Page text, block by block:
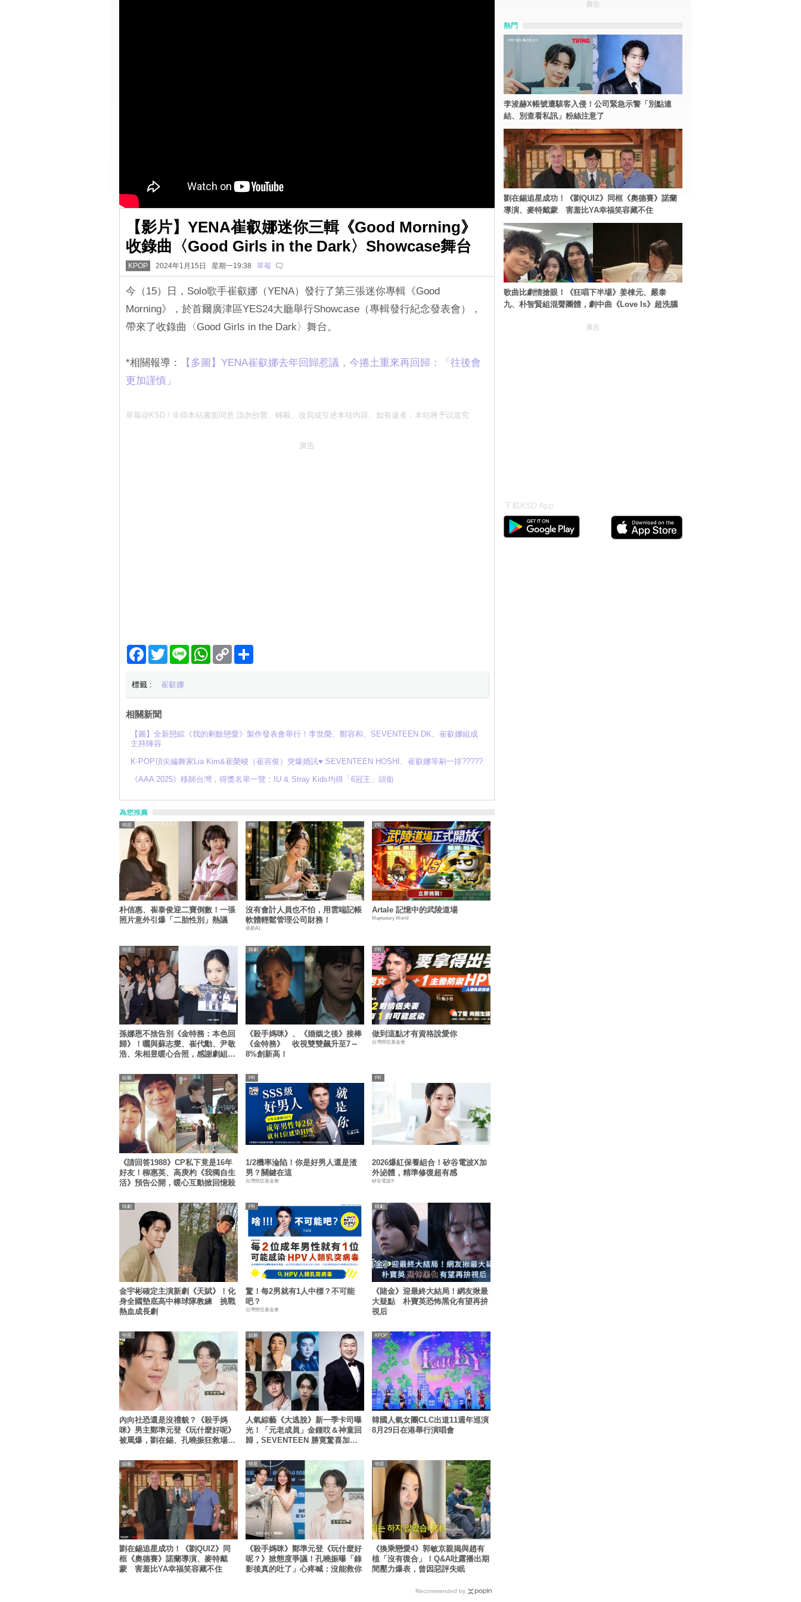
【影片】YENA崔叡娜迷你三輯《Good Morning》
收錄曲〈Good Girls in the Dark〉Showcase舞台
KPOP 2024年1月15日 星期一19:38 草莓
今（15）日，Solo歌手崔叡娜（YENA）發行了第三張迷你專輯《Good
Morning》，於首爾廣津區YES24大廳舉行Showcase（專輯發行紀念發表會），
帶來了收錄曲〈Good Girls in the Dark〉舞台。
*相關報導：
‎【多圖】YENA崔叡娜去年回歸惹議，今捲土重來再回歸：「往後會
更加謹慎」
草莓@KSD / 非得本站書面同意 請勿抄襲、轉載、改寫或引述本站內容。如有違者，本站將予以追究
廣告
Facebook
TwitterLine WhatsApp
Copy
Link
分
標籤 : 崔叡娜
相關新聞
【圖】全新戀綜《我的剩餘戀愛》製作發表會舉行！李世榮、鄭容和、SEVENTEEN DK、崔叡娜組成
主持陣容
K-POP頂尖編舞家Lia Kim&崔榮晙（崔容俊）突爆婚訊♥ SEVENTEEN HOSHI、崔叡娜等刷一排?????
《AAA 2025》移師台灣，得獎名單一覽：IU & Stray Kids均得「6冠王」頭銜
為您推薦
朴信惠、崔泰俊迎二寶倒數！一張
照片意外引爆「二胎性別」熱議
明星
沒有會計人員也不怕，用雲端記帳
軟體輕鬆管理公司財務！
鼎新A1
Artale 記憶中的武陵道場
Maplestory World
孫娜恩不捨告別《金特務：本色回
歸》！曬與蘇志燮、崔代勳、尹敬
浩、朱相昱暖心合照，感謝劇組與
明星
《殺手媽咪》、《婚姻之後》接棒
《金特務》 收視雙雙飆升至7～
8%創新高！
韓劇
做到這點才有資格說愛你
台灣癌症基金會
《請回答1988》CP私下竟是16年
好友！柳惠英、高庚杓《我獨自生
活》預告公開，暖心互動掀回憶殺
綜藝
1/2機率淪陷！你是好男人還是渣
男？關鍵在這
台灣癌症基金會
2026爆紅保養組合！矽谷電波X加
外泌體，精準修復超有感
矽谷電波X
金宇彬確定主演新劇《天賦》！化
身全國墊底高中棒球隊教練 挑戰
熱血成長劇
韓劇
驚！每2男就有1人中標？不可能
吧？
台灣癌症基金會
《賭金》迎最終大結局！網友揪最
大疑點 朴寶英恐怖黑化有望再拚
視后
韓劇
內向社恐還是沒禮貌？《殺手媽
咪》男主鄭準元登《玩什麼好呢》
被罵爆，劉在錫、孔曉振狂救場也
明星
人氣綜藝《大逃脫》新一季卡司曝
光！「元老成員」金鍾旼＆神童回
歸，SEVENTEEN 勝寛驚喜加
綜藝
韓國人氣女團CLC出道11週年巡演
8月29日在港舉行演唱會
KPOP
劉在錫追星成功！《劉QUIZ》同
框《奧德賽》諾蘭導演、麥特戴
蒙 害羞比YA幸福笑容藏不住
綜藝
《殺手媽咪》鄭準元登《玩什麼好
呢？》掀態度爭議！孔曉振曝「錄
影後真的吐了」心疼喊：沒能救你
明星
《換乘戀愛4》郭敏京親揭與趙有
植「沒有復合」！Q&A吐露播出期
間壓力爆表，曾因惡評失眠
明星
Recommended by
廣告
熱門
李浚赫X帳號遭駭客入侵！公司緊急示警「別點連
結、別查看私訊」粉絲注意了
劉在錫追星成功！《劉QUIZ》同框《奧德賽》諾蘭
導演、麥特戴蒙 害羞比YA幸福笑容藏不住
歌曲比劇情搶眼！《狂唱下半場》姜棟元、嚴泰
九、朴智賢組混聲團體，劇中曲《Love Is》超洗腦
廣告
下載KSD App